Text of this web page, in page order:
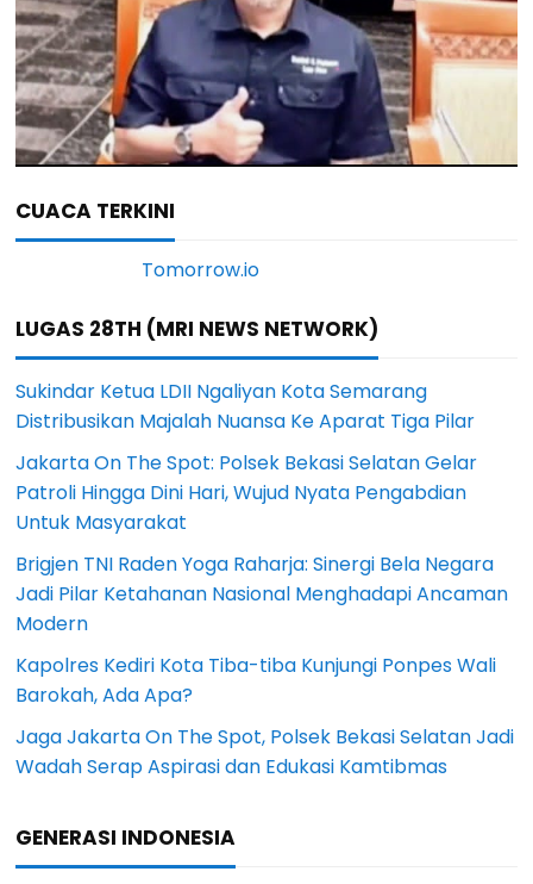
CUACA TERKINI
LUGAS 28TH (MRI NEWS NETWORK)
Sukindar Ketua LDII Ngaliyan Kota Semarang
Distribusikan Majalah Nuansa Ke Aparat Tiga Pilar
Jakarta On The Spot: Polsek Bekasi Selatan Gelar
Patroli Hingga Dini Hari, Wujud Nyata Pengabdian
Untuk Masyarakat
Brigjen TNI Raden Yoga Raharja: Sinergi Bela Negara
Jadi Pilar Ketahanan Nasional Menghadapi Ancaman
Modern
Kapolres Kediri Kota Tiba-tiba Kunjungi Ponpes Wali
Barokah, Ada Apa?
Jaga Jakarta On The Spot, Polsek Bekasi Selatan Jadi
Wadah Serap Aspirasi dan Edukasi Kamtibmas
GENERASI INDONESIA